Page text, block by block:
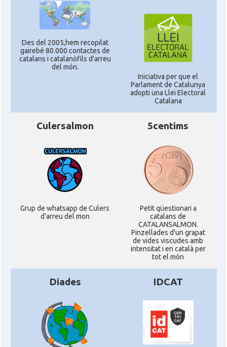
Des del 2005,hem recopilat
gairebé 80.000 contactes de
catalans i catalanòfils d'arreu
del món.
Iniciativa per que el
Parlament de Catalunya
adopti una Llei Electoral
Catalana
Culersalmon
Grup de whatsapp de Culers
d'arreu del mon
5centims
Petit qüestionari a
catalans de
CATALANSALMON.
Pinzellades d'un grapat
de vides viscudes amb
intensitat i en català per
tot el món
Diades IDCAT